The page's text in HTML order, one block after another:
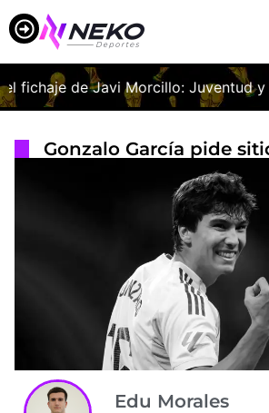
fichaje de Javi Morcillo: Juventud y
Gonzalo García pide
Edu Morales